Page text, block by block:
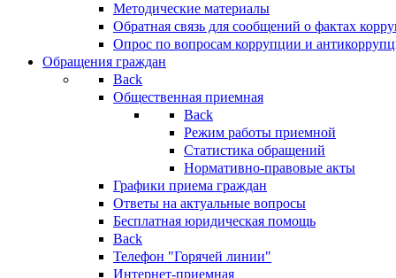
Методические материалы
Обратная связь для сообщений о фактах
Опрос по вопросам коррупции и
Обращения граждан
Back
Общественная приемная
Back
Режим работы приемной
Статистика обращений
Нормативно-правовые акты
Графики приема граждан
Ответы на актуальные вопросы
Бесплатная юридическая помощь
Back
Телефон "Горячей линии"
Интернет-приемная